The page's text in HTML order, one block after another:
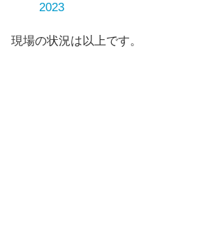
2023
現場の状況は以上です。